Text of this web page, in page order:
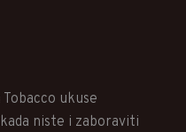
ukuse
niste i zaboraviti